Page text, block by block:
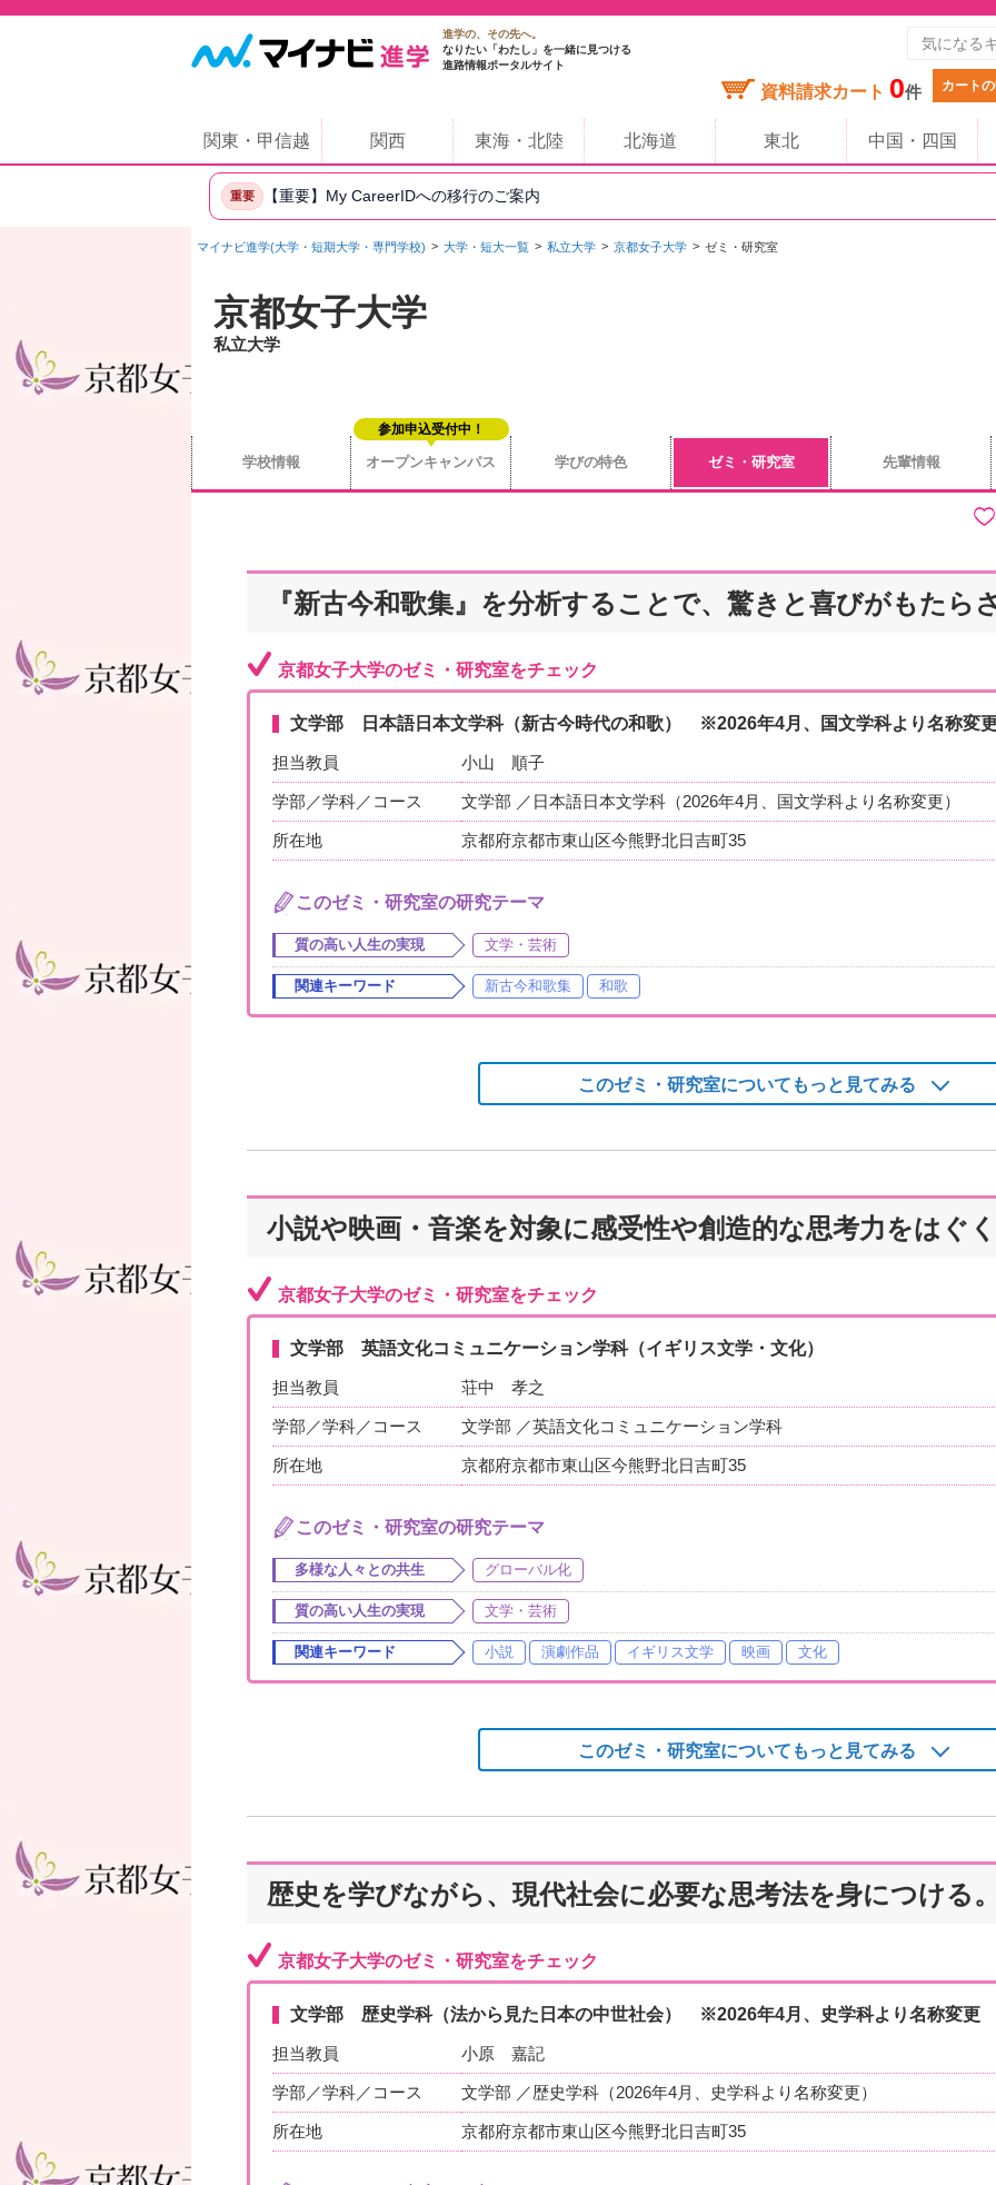
進学の、その先へ。
なりたい「わたし」を一緒に見つける
進路情報ポータルサイト
資料請求カート 0件 カート
関東・甲信越 関西 東海・北陸 北海道 東北 中国・四国
重要 【重要】My CareerIDへの移行のご案内
マイナビ進学(大学・短期大学・専門学校) 大学・短大一覧 私立大学 京都女子大学 ゼミ・研究室
京都女子大学
私立大学
学校情報 オープンキャンパス
参加申込受付中！
学びの特色 ゼミ・研究室 先輩情報
『新古今和歌集』を分析することで、驚きと喜びがもたら
京都女子大学のゼミ・研究室をチェック
文学部 日本語日本文学科（新古今時代の和歌） ※2026年4月、国文学科より名称変
担当教員 小山 順子
学部／学科／コース 文学部 ／日本語日本文学科（2026年4月、国文学科より名称変更）
所在地 京都府京都市東山区今熊野北日吉町35
このゼミ・研究室の研究テーマ
質の高い人生の実現 文学・芸術
関連キーワード 新古今和歌集 和歌
このゼミ・研究室についてもっと見てみる
小説や映画・音楽を対象に感受性や創造的な思考力をはぐ
京都女子大学のゼミ・研究室をチェック
文学部 英語文化コミュニケーション学科（イギリス文学・文化）
担当教員 荘中 孝之
学部／学科／コース 文学部 ／英語文化コミュニケーション学科
所在地 京都府京都市東山区今熊野北日吉町35
このゼミ・研究室の研究テーマ
多様な人々との共生 グローバル化
質の高い人生の実現 文学・芸術
関連キーワード 小説 演劇作品 イギリス文学 映画 文化
このゼミ・研究室についてもっと見てみる
歴史を学びながら、現代社会に必要な思考法を身につける
京都女子大学のゼミ・研究室をチェック
文学部 歴史学科（法から見た日本の中世社会） ※2026年4月、史学科より名称変更
担当教員 小原 嘉記
学部／学科／コース 文学部 ／歴史学科（2026年4月、史学科より名称変更）
所在地 京都府京都市東山区今熊野北日吉町35